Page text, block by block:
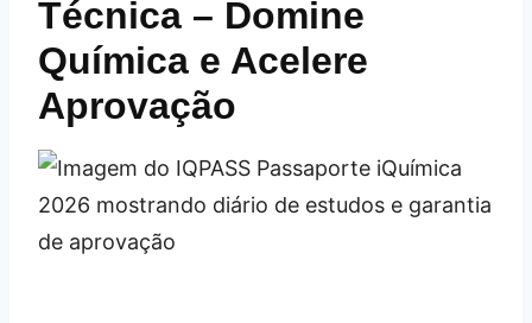
Técnica – Domine
Química e Acelere
Aprovação